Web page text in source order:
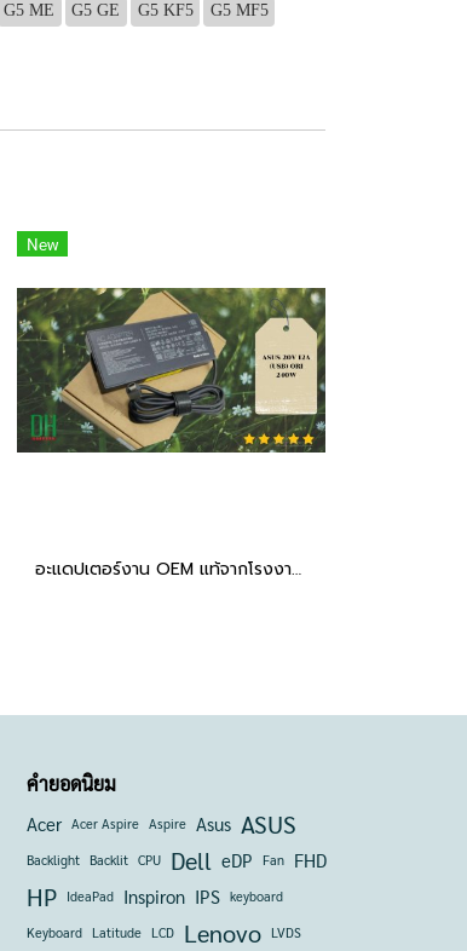
G5 ME G5 GE G5 KF5 G5 MF5
New
อะแดปเตอร์งาน OEM แท้จากโรงงานผู้ผลิต 240W 20V 12A ดีไซน์ Slim บางเบา สำหรับตัวแรง
คำยอดนิยม
Acer Acer Aspire Aspire Asus ASUS
Backlight Backlit CPU Dell eDP Fan FHD
HP IdeaPad Inspiron IPS keyboard
Keyboard Latitude LCD Lenovo LVDS